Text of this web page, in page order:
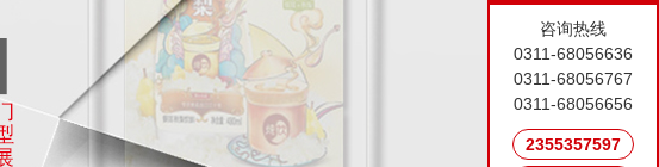
咨询热线
0311-68056636
0311-68056767
0311-68056656
2355357597